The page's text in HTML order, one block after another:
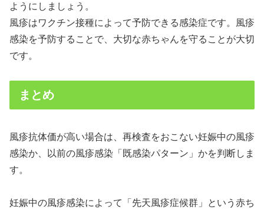
ようにしましょう。
風疹はワクチン接種によって予防できる感染症です。風疹
感染を予防することで、大切な赤ちゃんを守ることが大切
です。
まとめ
風疹抗体価が高い場合は、再検査をおこない妊娠中の風疹
感染か、以前の風疹感染「既感染パターン」かを判断しま
す。
妊娠中の風疹感染によって「先天風疹症候群」という赤ち